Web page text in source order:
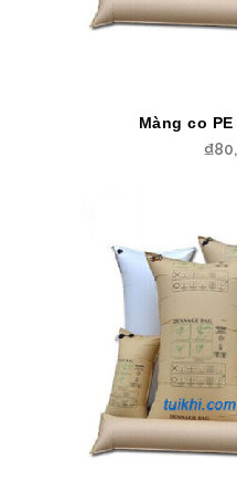
Màng co
₫